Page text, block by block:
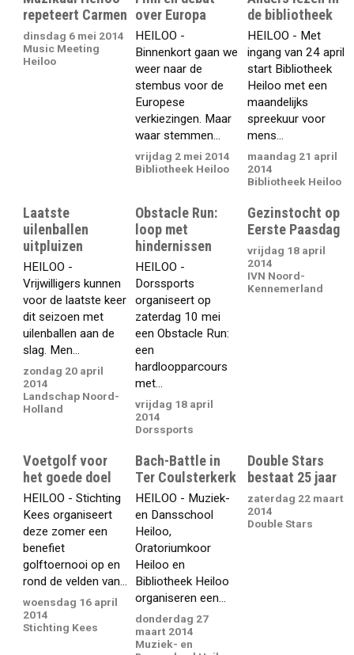
repeteert Carmen
dinsdag 6 mei 2014
Music Meeting
Heiloo
over Europa
HEILOO -
Binnenkort gaan we
weer naar de
stembus voor de
Europese
verkiezingen. Maar
waar stemmen...
vrijdag 2 mei 2014
Bibliotheek Heiloo
de bibliotheek
HEILOO - Met
ingang van 24 april
start Bibliotheek
Heiloo met een
maandelijks
spreekuur voor
mens...
maandag 21 april
2014
Bibliotheek Heiloo
Laatste
uilenballen
uitpluizen
HEILOO -
Vrijwilligers kunnen
voor de laatste keer
dit seizoen met
uilenballen aan de
slag. Men...
zondag 20 april
2014
Landschap Noord-
Holland
Obstacle Run:
loop met
hindernissen
HEILOO -
Dorssports
organiseert op
zaterdag 10 mei
een Obstacle Run:
een
hardloopparcours
met...
vrijdag 18 april
2014
Dorssports
Gezinstocht op
Eerste Paasdag
vrijdag 18 april
2014
IVN Noord-
Kennemerland
Voetgolf voor
het goede doel
HEILOO - Stichting
Kees organiseert
deze zomer een
benefiet
golftoernooi op en
rond de velden van...
woensdag 16 april
2014
Stichting Kees
Bach-Battle in
Ter Coulsterkerk
HEILOO - Muziek-
en Dansschool
Heiloo,
Oratoriumkoor
Heiloo en
Bibliotheek Heiloo
organiseren een...
donderdag 27
maart 2014
Muziek- en
Double Stars
bestaat 25 jaar
zaterdag 22 maart
2014
Double Stars